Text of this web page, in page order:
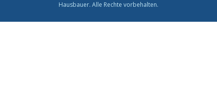
Hausbauer. Alle Rechte vorbehalten.